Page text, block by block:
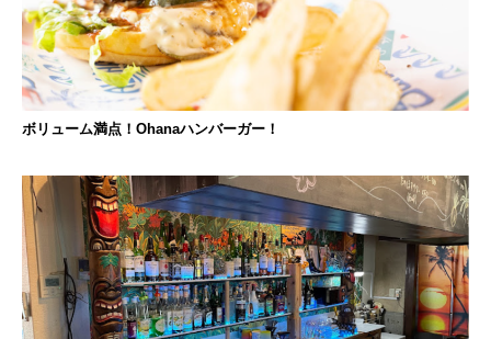
ボリューム満点！Ohanaハンバーガー！